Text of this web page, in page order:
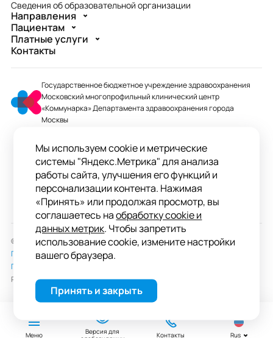
Меню
Версия для
Контакты Rus
Сведения об образовательной организации
Направления
Пациентам
Платные услуги
Контакты
Государственное бюджетное учреждение здравоохранения
Московский многопрофильный клинический центр
«Коммунарка» Департамента здравоохранения города
Москвы
+7 495 744-07-03
Колл-центр работает до 20:00
ул. Сосенский Стан, д. 8, п. Коммунарка
вн.тер.г. поселение Сосенское, Москва
© 2026 ГБУЗ «ММКЦ «Коммунарка» ДЗМ»
Пользовательское соглашение
Политика обработки персональных данных
Разработка сайта —студия «Сибирикс»
Мы используем cookie и метрические
системы "Яндекс.Метрика" для анализа
работы сайта, улучшения его функций и
персонализации контента. Нажимая
«Принять» или продолжая просмотр, вы
соглашаетесь наобработку cookie и
данных метрик. Чтобы запретить
использование cookie, измените настройки
вашего браузера.
Принять и закрыть